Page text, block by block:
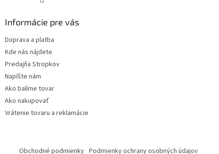
Informácie pre vás
Doprava a platba
Kde nás nájdete
Predajňa Stropkov
Napíšte nám
Ako balíme tovar
Ako nakupovať
Vrátenie tovaru a reklamácie
Obchodné podmienky Podmienky ochrany osobných údajov